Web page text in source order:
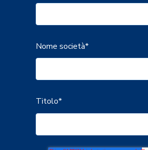
Nome società*
Titolo*